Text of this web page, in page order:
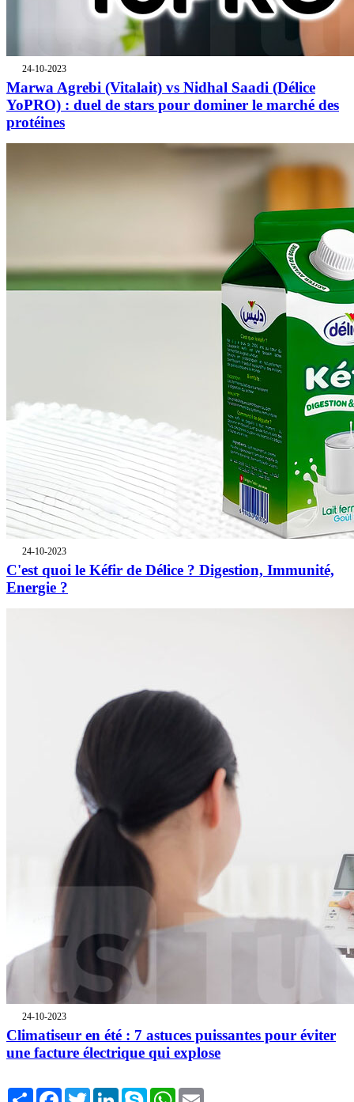
24-10-2023
Marwa Agrebi (Vitalait) vs Nidhal Saadi (Délice
YoPRO) : duel de stars pour dominer le marché des
protéines
24-10-2023
C'est quoi le Kéfir de Délice ? Digestion, Immunité,
Energie ?
24-10-2023
Climatiseur en été : 7 astuces puissantes pour éviter
une facture électrique qui explose
Share FacebookTwitterLinkedInSkype WhatsApp